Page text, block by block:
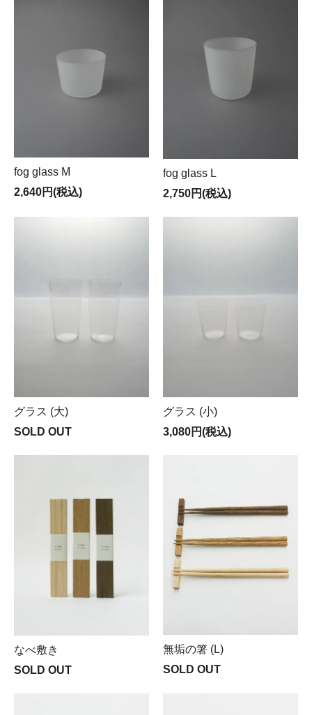
fog glass M
2,640円(税込)
fog glass L
2,750円(税込)
グラス (大)
SOLD OUT
グラス (小)
3,080円(税込)
なべ敷き
SOLD OUT
無垢の箸 (L)
SOLD OUT